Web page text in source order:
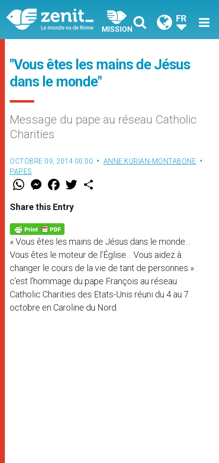
MISSION
FR
"Vous êtes les mains de Jésus
dans le monde"
Message du pape au réseau Catholic
Charities
OCTOBRE 09, 2014 00:00
ANNE KURIAN-MONTABONE
PAPES
W
t
s
p
p
M
e
s
e
g
e
r
F
a
e
b
o
k
w
Share this Entry
« Vous êtes les mains de Jésus dans le monde…
Vous êtes le moteur de l’Église… Vous aidez à
changer le cours de la vie de tant de personnes » :
c’est l’hommage du pape François au réseau
Catholic Charities des Etats-Unis réuni du 4 au 7
octobre en Caroline du Nord.